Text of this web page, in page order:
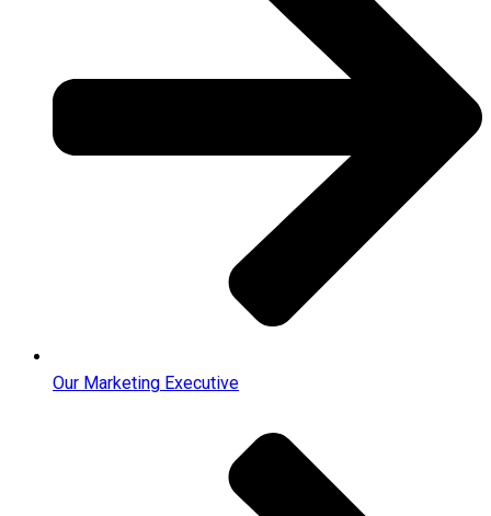
Our Marketing Executive